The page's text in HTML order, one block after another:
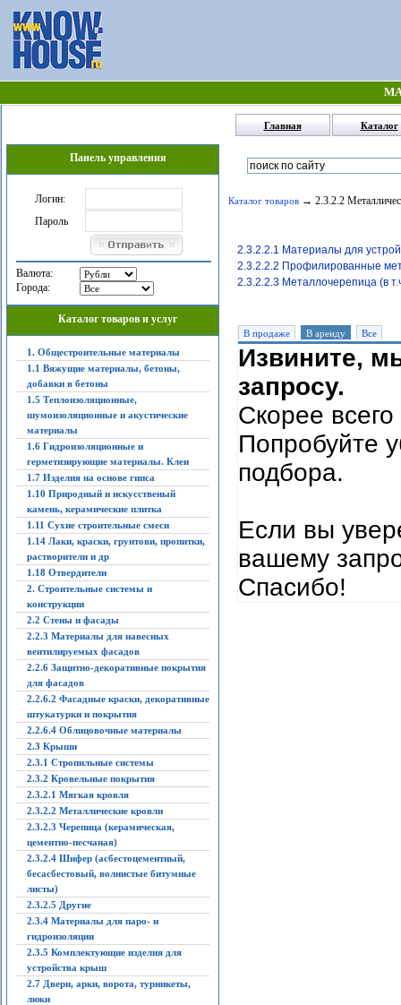
Главная Каталог
Панель управления
Логин:
Пароль
Валюта:
Города:
Каталог товаров и услуг
1. Общестроительные материалы
1.1 Вяжущие материалы, бетоны,
добавки в бетоны
1.5 Теплоизоляционные,
шумоизоляционные и акустические
материалы
1.6 Гидроизоляционные и
герметизирующие материалы. Клеи
1.7 Изделия на основе гипса
1.10 Природный и искусственый
камень, керамические плитка
1.11 Сухие строительные смеси
1.14 Лаки, краски, грунтови, пропитки,
растворители и др
1.18 Отвердители
2. Строительные системы и
конструкции
2.2 Стены и фасады
2.2.3 Материалы для навесных
вентилируемых фасадов
2.2.6 Защитно-декоративные покрытия
для фасадов
2.2.6.2 Фасадные краски, декоративные
штукатурки и покрытия
2.2.6.4 Облицовочные материалы
2.3 Крыши
2.3.1 Стропильные системы
2.3.2 Кровельные покрытия
2.3.2.1 Мягкая кровля
2.3.2.2 Металлические кровли
2.3.2.3 Черепица (керамическая,
цементно-песчаная)
2.3.2.4 Шифер (асбестоцементный,
бесасбестовый, волнистые битумные
листы)
2.3.2.5 Другие
2.3.4 Материалы для паро- и
гидроизоляции
2.3.5 Комплектующие изделия для
устройства крыш
2.7 Двери, арки, ворота, турникеты,
люки
Каталог товаров→ 2.3.2.2
2.3.2.2.1 Материалы для
2.3.2.2.2 Профилированные
2.3.2.2.3 Металлочерепица (в
В продаже В аренду Все
Извините,
запросу.
Скорее
Попробуйте
подбора.
Если вы
вашему
Спасибо!